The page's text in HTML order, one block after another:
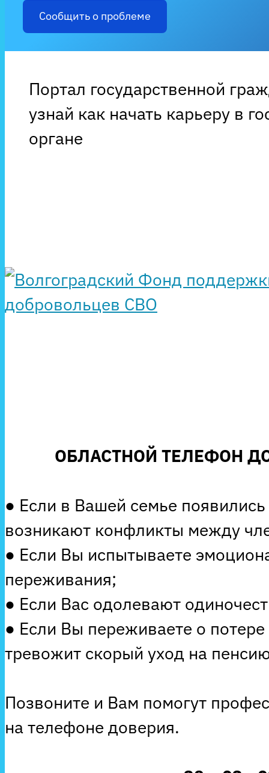
Сообщить о проблеме
Портал государственной
узнай как начать карьеру в
органе
ОБЛАСТНОЙ ТЕЛЕФОН
● Если в Вашей семье
возникают конфликты между
● Если Вы испытываете
переживания;
● Если Вас одолевают
● Если Вы переживаете о
тревожит скорый уход на
Позвоните и Вам помогут
на телефоне доверия.